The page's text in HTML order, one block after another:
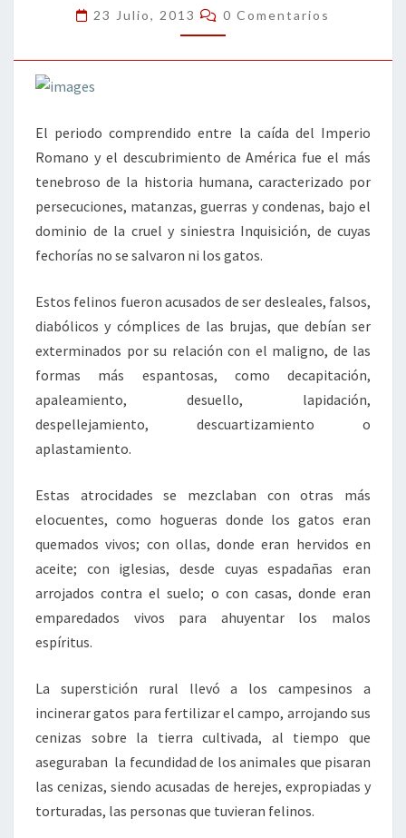
GATOS
23 Julio, 2013 Comentarios
0 Comentarios
El periodo comprendido entre la caída del Imperio
Romano y el descubrimiento de América fue el más
tenebroso de la historia humana, caracterizado por
persecuciones, matanzas, guerras y condenas, bajo el
dominio de la cruel y siniestra Inquisición, de cuyas
fechorías no se salvaron ni los gatos.
Estos felinos fueron acusados de ser desleales, falsos,
diabólicos y cómplices de las brujas, que debían ser
exterminados por su relación con el maligno, de las
formas más espantosas, como decapitación,
apaleamiento, desuello, lapidación,
despellejamiento, descuartizamiento o
aplastamiento.
Estas atrocidades se mezclaban con otras más
elocuentes, como hogueras donde los gatos eran
quemados vivos; con ollas, donde eran hervidos en
aceite; con iglesias, desde cuyas espadañas eran
arrojados contra el suelo; o con casas, donde eran
emparedados vivos para ahuyentar los malos
espíritus.
La superstición rural llevó a los campesinos a
incinerar gatos para fertilizar el campo, arrojando sus
cenizas sobre la tierra cultivada, al tiempo que
aseguraban la fecundidad de los animales que pisaran
las cenizas, siendo acusadas de herejes, expropiadas y
torturadas, las personas que tuvieran felinos.